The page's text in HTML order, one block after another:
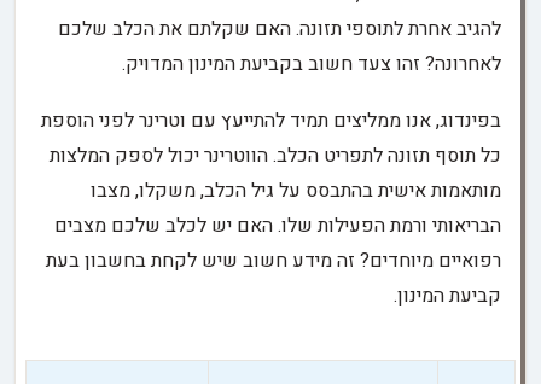
להגיב אחרת לתוספי תזונה. האם שקלתם את הכלב שלכם
לאחרונה? זהו צעד חשוב בקביעת המינון המדויק.
בפינדוג, אנו ממליצים תמיד להתייעץ עם וטרינר לפני הוספת
כל תוסף תזונה לתפריט הכלב. הווטרינר יכול לספק המלצות
מותאמות אישית בהתבסס על גיל הכלב, משקלו, מצבו
הבריאותי ורמת הפעילות שלו. האם יש לכלב שלכם מצבים
רפואיים מיוחדים? זה מידע חשוב שיש לקחת בחשבון בעת
קביעת המינון.